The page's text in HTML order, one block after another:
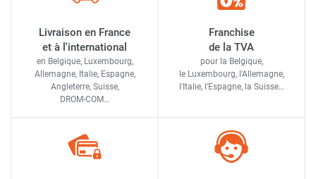
Livraison en France
et à l'international
en Belgique, Luxembourg,
Allemagne, Italie, Espagne,
Angleterre, Suisse,
DROM-COM…
Franchise
de la TVA
pour la Belgique,
le Luxembourg, l'Allemagne,
l'Italie, l'Espagne, la Suisse…